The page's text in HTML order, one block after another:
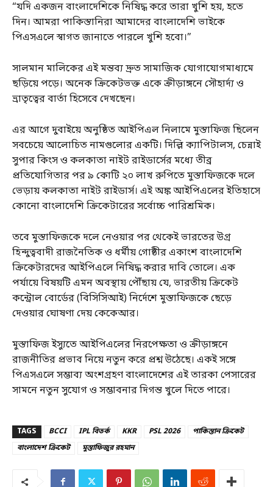
“যদি একজন বাংলাদেশিকে নিষিদ্ধ করে তারা খুশি হয়, হতে
দিন। আমরা পাকিস্তানিরা আমাদের বাংলাদেশি ভাইকে
পিএসএলে স্বাগত জানাতে পারলে খুশি হবো।”
সালমান মালিকের এই মন্তব্য দ্রুত সামাজিক যোগাযোগমাধ্যমে
ছড়িয়ে পড়ে। অনেক ক্রিকেটভক্ত একে ক্রীড়াঙ্গনে সৌহার্দ্য ও
ভ্রাতৃত্বের বার্তা হিসেবে দেখছেন।
এর আগে দুবাইয়ে অনুষ্ঠিত আইপিএল নিলামে মুস্তাফিজ ছিলেন
সবচেয়ে আলোচিত নামগুলোর একটি। দিল্লি ক্যাপিটালস, চেন্নাই
সুপার কিংস ও কলকাতা নাইট রাইডার্সের মধ্যে তীব্র
প্রতিযোগিতার পর ৯ কোটি ২০ লাখ রুপিতে মুস্তাফিজকে দলে
ভেড়ায় কলকাতা নাইট রাইডার্স। এই অঙ্ক আইপিএলের ইতিহাসে
কোনো বাংলাদেশি ক্রিকেটারের সর্বোচ্চ পারিশ্রমিক।
তবে মুস্তাফিজকে দলে নেওয়ার পর থেকেই ভারতের উগ্র
হিন্দুত্ববাদী রাজনৈতিক ও ধর্মীয় গোষ্ঠীর একাংশ বাংলাদেশি
ক্রিকেটারদের আইপিএলে নিষিদ্ধ করার দাবি তোলে। এক
পর্যায়ে বিষয়টি এমন অবস্থায় পৌঁছায় যে, ভারতীয় ক্রিকেট
কন্ট্রোল বোর্ডের (বিসিসিআই) নির্দেশে মুস্তাফিজকে ছেড়ে
দেওয়ার ঘোষণা দেয় কেকেআর।
মুস্তাফিজ ইস্যুতে আইপিএলের নিরপেক্ষতা ও ক্রীড়াঙ্গনে
রাজনীতির প্রভাব নিয়ে নতুন করে প্রশ্ন উঠেছে। একই সঙ্গে
পিএসএলে সম্ভাব্য অংশগ্রহণ বাংলাদেশের এই তারকা পেসারের
সামনে নতুন সুযোগ ও সম্ভাবনার দিগন্ত খুলে দিতে পারে।
TAGS BCCI IPL বিতর্ক KKR PSL 2026
পাকিস্তান ক্রিকেট
বাংলাদেশ ক্রিকেট
মুস্তাফিজুর রহমান